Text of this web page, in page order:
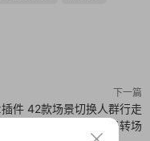
下一篇
件 42款场景切换人群行走
前景转场